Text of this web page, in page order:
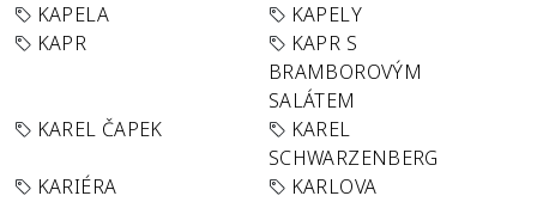
KAPELA
KAPELY
KAPR
KAPR S
BRAMBOROVÝM
SALÁTEM
KAREL ČAPEK
KAREL
SCHWARZENBERG
KARIÉRA
KARLOVA